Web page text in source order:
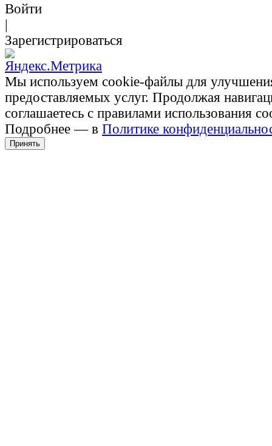
Войти
|
Зарегистрироваться
Мы используем cookie-файлы для
предоставляемых услуг. Продолжая
соглашаетесь с правилами использования
Подробнее — в Политике
Принять